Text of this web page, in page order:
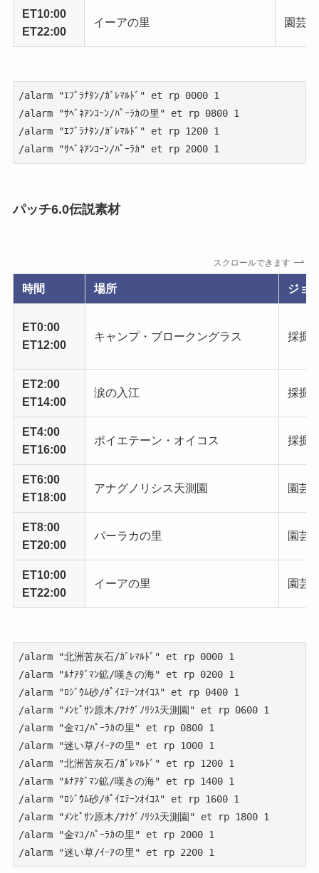
ET10:00
ET22:00
イーアの里 園芸師
/alarm "ｴﾌﾞﾗﾅﾀﾝ/ｶﾞﾚﾏﾙﾄﾞ" et rp 0000 1
/alarm "ｻﾍﾞﾈｱﾝｺｰﾝ/ﾊﾟｰﾗｶの里" et rp 0800 1
/alarm "ｴﾌﾞﾗﾅﾀﾝ/ｶﾞﾚﾏﾙﾄﾞ" et rp 1200 1
/alarm "ｻﾍﾞﾈｱﾝｺｰﾝ/ﾊﾟｰﾗｶ" et rp 2000 1
パッチ6.0伝説素材
スクロールできます
時間 場所 ジョ
ET0:00
ET12:00
キャンプ・ブロークングラス 採掘
ET2:00
ET14:00
涙の入江 採掘
ET4:00
ET16:00
ポイエテーン・オイコス 採掘
ET6:00
ET18:00
アナグノリシス天測園 園芸
ET8:00
ET20:00
パーラカの里 園芸
ET10:00
ET22:00
イーアの里 園芸
/alarm "北洲苦灰石/ｶﾞﾚﾏﾙﾄﾞ" et rp 0000 1
/alarm "ﾙﾅｱﾀﾞﾏﾝ鉱/嘆きの海" et rp 0200 1
/alarm "ﾛｼﾞｳﾑ砂/ﾎﾟｲｴﾃｰﾝｵｲｺｽ" et rp 0400 1
/alarm "ﾒﾝﾋﾟｻﾝ原木/ｱﾅｸﾞﾉﾘｼｽ天測園" et rp 0600 1
/alarm "金ﾏﾕ/ﾊﾟｰﾗｶの里" et rp 0800 1
/alarm "迷い草/ｲｰｱの里" et rp 1000 1
/alarm "北洲苦灰石/ｶﾞﾚﾏﾙﾄﾞ" et rp 1200 1
/alarm "ﾙﾅｱﾀﾞﾏﾝ鉱/嘆きの海" et rp 1400 1
/alarm "ﾛｼﾞｳﾑ砂/ﾎﾟｲｴﾃｰﾝｵｲｺｽ" et rp 1600 1
/alarm "ﾒﾝﾋﾟｻﾝ原木/ｱﾅｸﾞﾉﾘｼｽ天測園" et rp 1800 1
/alarm "金ﾏﾕ/ﾊﾟｰﾗｶの里" et rp 2000 1
/alarm "迷い草/ｲｰｱの里" et rp 2200 1